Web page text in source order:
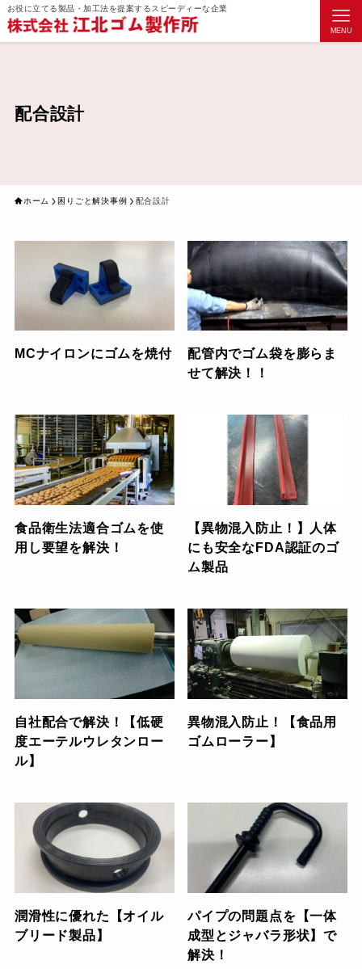
お役に立てる製品・加工法を提案するスピーディーな企業
MENU
配合設計
ホーム 困りごと解決事例 配合設計
MCナイロンにゴムを焼付
配管内でゴム袋を膨らま
せて解決！！
食品衛生法適合ゴムを使
用し要望を解決！
【異物混入防止！】人体
にも安全なFDA認証のゴ
ム製品
自社配合で解決！【低硬
度エーテルウレタンロー
ル】
異物混入防止！【食品用
ゴムローラー】
潤滑性に優れた【オイル
ブリード製品】
パイプの問題点を【一体
成型とジャバラ形状】で
解決！